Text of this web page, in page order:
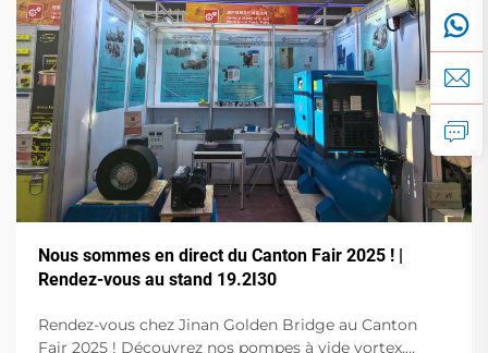
Nous sommes en direct du Canton Fair 2025 ! |
Rendez-vous au stand 19.2I30
Rendez-vous chez Jinan Golden Bridge au Canton
Fair 2025 ! Découvrez nos pompes à vide vortex,